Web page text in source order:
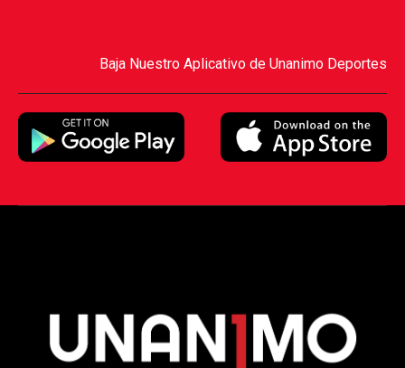
Baja Nuestro Aplicativo de Unanimo Deportes